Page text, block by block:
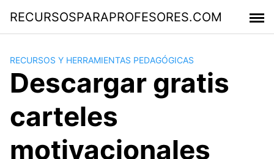
contenido
RECURSOSPARAPROFESORES.COM
RECURSOS Y HERRAMIENTAS PEDAGÓGICAS
Descargar gratis
carteles
motivacionales